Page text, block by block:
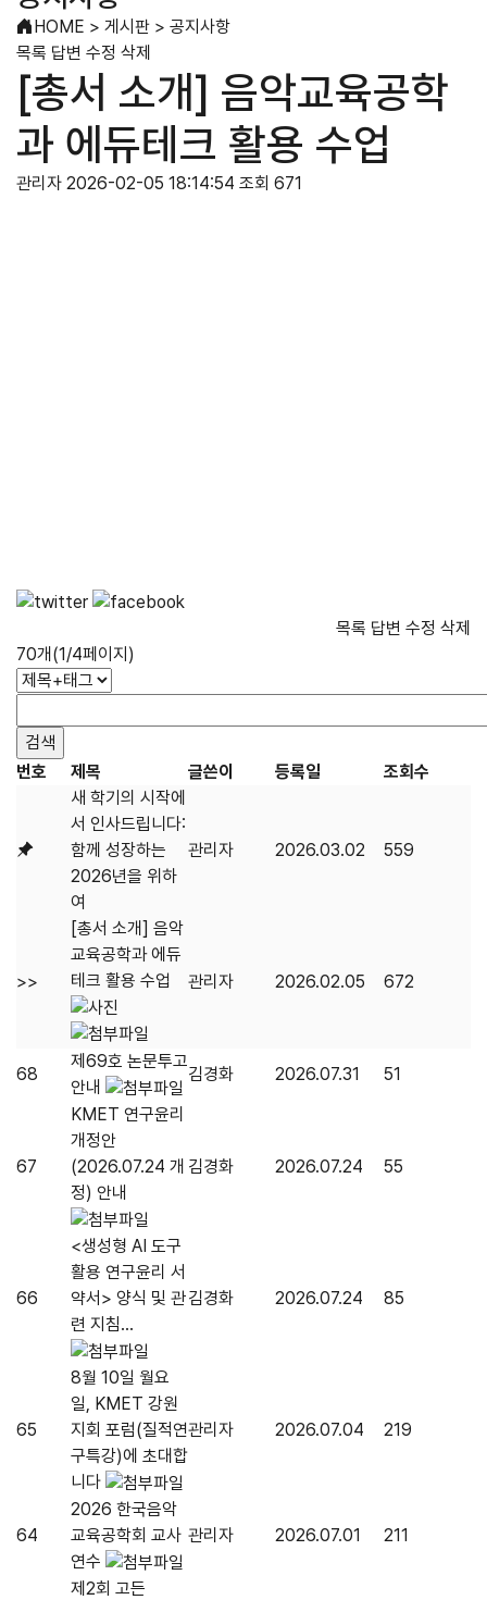
HOME > 게시판 > 공지사항
목록 답변 수정 삭제
[총서 소개] 음악교육공학
과 에듀테크 활용 수업
관리자 2026-02-05 18:14:54 조회 671
목록 답변 수정 삭제
70개(1/4페이지)
번호 제목 글쓴이 등록일
조회수
새 학기의 시작에
서 인사드립니다:
함께 성장하는
2026년을 위하
여
관리자 2026.03.02 559
>>
[총서 소개] 음악
교육공학과 에듀
테크 활용 수업
관리자 2026.02.05 672
68
제69호 논문투고
안내
김경화 2026.07.31 51
67
KMET 연구윤리
개정안
(2026.07.24 개
정) 안내
김경화 2026.07.24 55
66
<생성형 AI 도구
활용 연구윤리 서
약서> 양식 및 관
련 지침...
김경화 2026.07.24 85
65
8월 10일 월요
일, KMET 강원
지회 포럼(질적연
구특강)에 초대합
니다
관리자 2026.07.04 219
64
2026 한국음악
교육공학회 교사
연수
관리자 2026.07.01 211
제2회 고든